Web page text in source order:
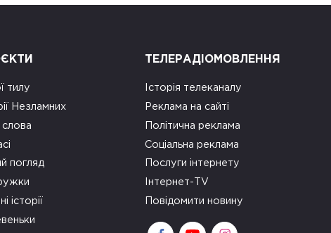
тилу
Незламних
погляд
історії
ТЕЛЕРАДІОМОВЛЕННЯ
Історія телеканалу
Реклама на сайті
Політична реклама
Соціальна реклама
Послуги інтернету
Інтернет-TV
Повідомити новину